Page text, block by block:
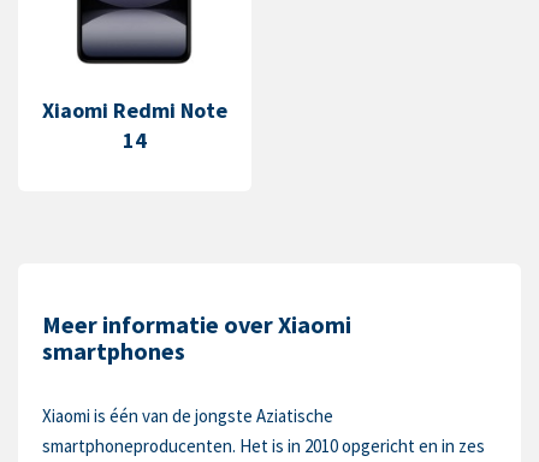
Xiaomi Redmi Note
14
Meer informatie over Xiaomi
smartphones
Xiaomi is één van de jongste Aziatische
smartphoneproducenten. Het is in 2010 opgericht en in zes